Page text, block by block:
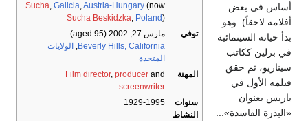
Sucha, Galicia,Austria-Hungary (now
Sucha Beskidzka, Poland)
توفي
مارس 27, 2002
(aged 95)
Beverly Hills, California
, الولايات
المتحدة
المهنة
Film director, producer and
screenwriter
سنوات
النشاط
1929-1995
أساس في بعض
أفلامه لاحقاً). وهو
بدأ حياته السينمائية
في برلين ككاتب
سيناريو، ثم حقق
فيلمه الأول في
باريس بعنوان
«البذرة الفاسدة»...